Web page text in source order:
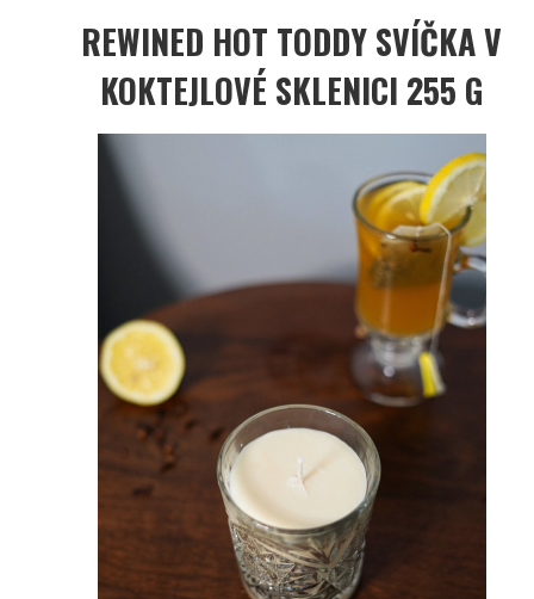
REWINED HOT TODDY SVÍČKA V
KOKTEJLOVÉ SKLENICI 255 G